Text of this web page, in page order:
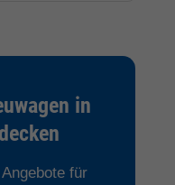
in
für